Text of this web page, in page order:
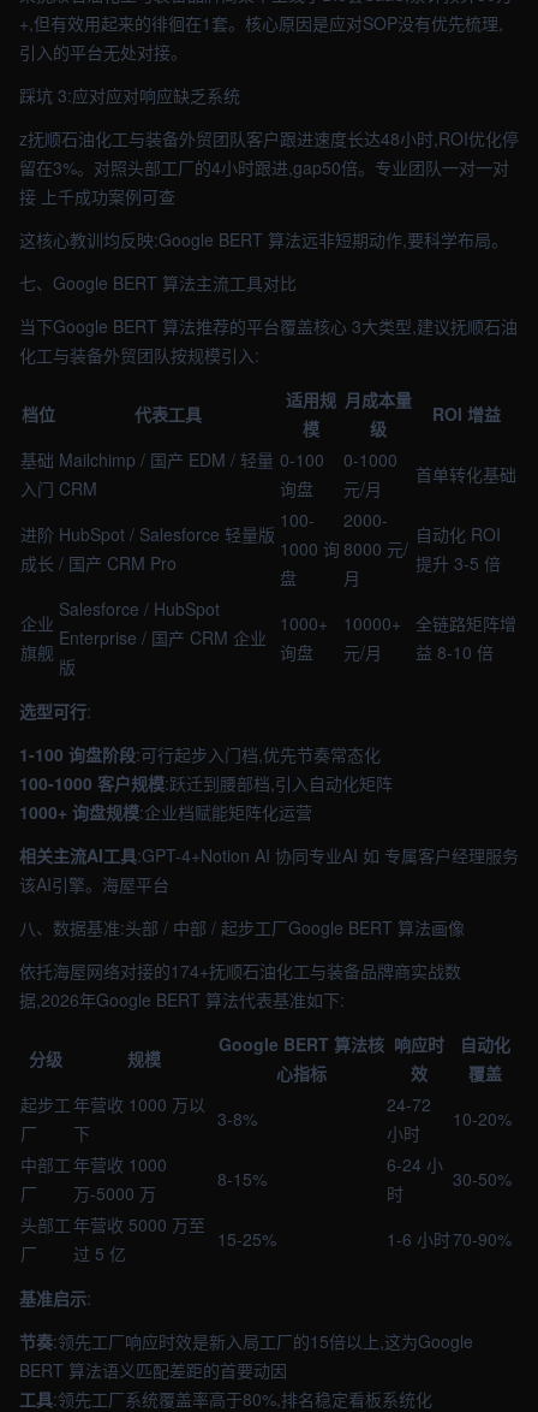
+,但有效用起来的徘徊在1套。核心原因是应对SOP没有优先梳理,
引入的平台无处对接。
踩坑 3:应对应对响应缺乏系统
z抚顺石油化工与装备外贸团队客户跟进速度长达48小时,ROI优化停
留在3%。对照头部工厂的4小时跟进,gap50倍。专业团队一对一对
接 上千成功案例可查
这核心教训均反映:Google BERT 算法远非短期动作,要科学布局。
七、Google BERT 算法主流工具对比
当下Google BERT 算法推荐的平台覆盖核心 3大类型,建议抚顺石油
化工与装备外贸团队按规模引入:
档位 代表工具
适用规
模
月成本量
级
ROI 增益
基础
入门
Mailchimp / 国产 EDM / 轻量
CRM
0-100
询盘
0-1000
元/月
首单转化基础
进阶
成长
HubSpot / Salesforce 轻量版
/ 国产 CRM Pro
100-
1000 询
盘
2000-
8000 元/
月
自动化 ROI
提升 3-5 倍
企业
旗舰
Salesforce / HubSpot
Enterprise / 国产 CRM 企业
版
1000+
询盘
10000+
元/月
全链路矩阵增
益 8-10 倍
选型可行:
1-100 询盘阶段:可行起步入门档,优先节奏常态化
100-1000 客户规模:跃迁到腰部档,引入自动化矩阵
1000+ 询盘规模:企业档赋能矩阵化运营
相关主流AI工具:GPT-4+Notion AI 协同专业AI 如 专属客户经理服务
该AI引擎。海屋平台
八、数据基准:头部 / 中部 / 起步工厂Google BERT 算法画像
依托海屋网络对接的174+抚顺石油化工与装备品牌商实战数
据,2026年Google BERT 算法代表基准如下:
分级 规模
Google BERT 算法核
心指标
响应时
效
自动化
覆盖
起步工
厂
年营收 1000 万以
下
3-8%
24-72
小时
10-20%
中部工
厂
年营收 1000
万-5000 万
8-15%
6-24 小
时
30-50%
头部工
厂
年营收 5000 万至
过 5 亿
15-25% 1-6 小时70-90%
基准启示:
节奏:领先工厂响应时效是新入局工厂的15倍以上,这为Google
BERT 算法语义匹配差距的首要动因
工具:领先工厂系统覆盖率高于80%,排名稳定看板系统化